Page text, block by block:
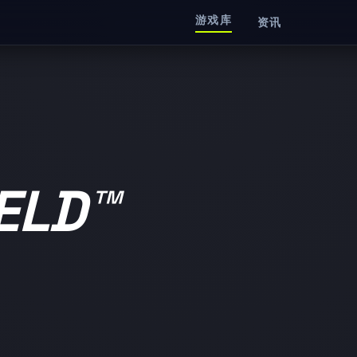
游戏库 资讯